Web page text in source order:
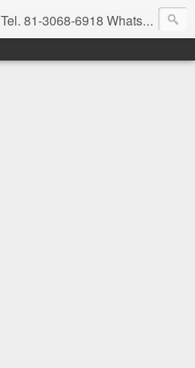
Tel. 81-3068-6918 WhatsApp 81-2636-2823 / 33-1145-3780 cotizacionregioprotectores@gmail.com / regioprotectores@gmail.com https://www.facebook.com/RegioProtectores/